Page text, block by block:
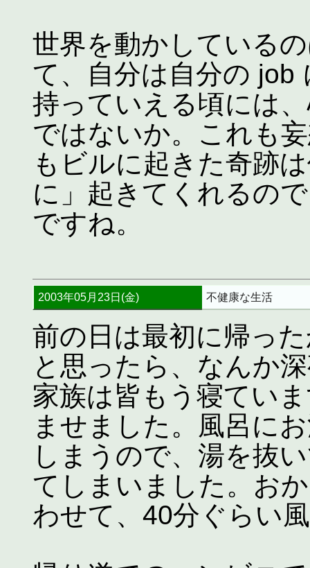
世界を動かしている
て、自分は自分の job
持っていえる頃には
ではないか。これも
もビルに起きた奇跡
に」起きてくれるの
ですね。
2003年05月23日(金) 不健康な生活
前の日は最初に帰っ
と思ったら、なんか
家族は皆もう寝てい
ませました。風呂に
しまうので、湯を抜
てしまいました。お
わせて、40分ぐらい